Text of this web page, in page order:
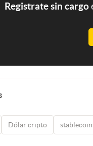
Registrate sin cargo
Dólar cripto